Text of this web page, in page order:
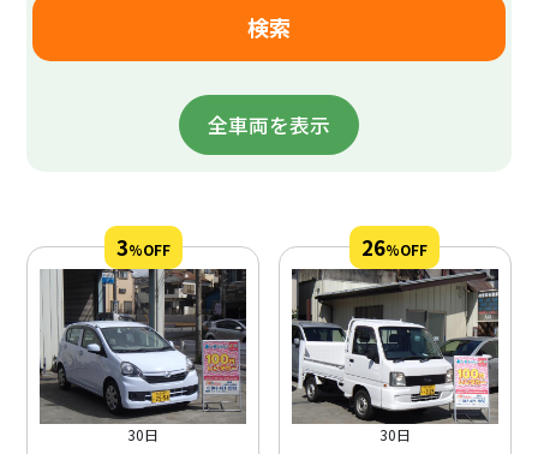
※荷物の運搬は貨物車両に限ります。乗用車での運搬
※遠方へのご利用は、貸出できない場合があります。
窓口にご相談ください。(特にコスパクラスの車両は長
距離の使用はご遠慮下さい。生活圏内の使用に限りま
全車両を表示
3%OFF
30日
26%OFF
30日